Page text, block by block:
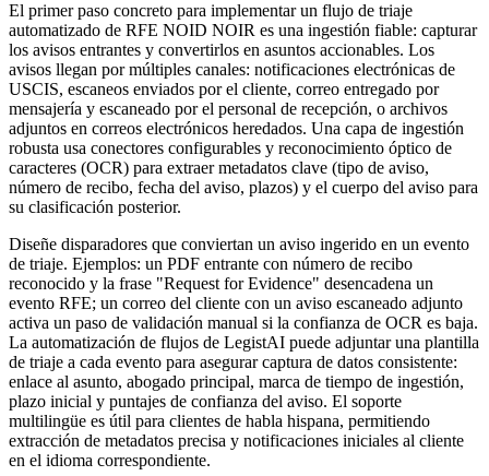
El primer paso concreto para implementar un flujo de triaje
automatizado de RFE NOID NOIR es una ingestión fiable: capturar
los avisos entrantes y convertirlos en asuntos accionables. Los
avisos llegan por múltiples canales: notificaciones electrónicas de
USCIS, escaneos enviados por el cliente, correo entregado por
mensajería y escaneado por el personal de recepción, o archivos
adjuntos en correos electrónicos heredados. Una capa de ingestión
robusta usa conectores configurables y reconocimiento óptico de
caracteres (OCR) para extraer metadatos clave (tipo de aviso,
número de recibo, fecha del aviso, plazos) y el cuerpo del aviso para
su clasificación posterior.
Diseñe disparadores que conviertan un aviso ingerido en un evento
de triaje. Ejemplos: un PDF entrante con número de recibo
reconocido y la frase "Request for Evidence" desencadena un
evento RFE; un correo del cliente con un aviso escaneado adjunto
activa un paso de validación manual si la confianza de OCR es baja.
La automatización de flujos de LegistAI puede adjuntar una plantilla
de triaje a cada evento para asegurar captura de datos consistente:
enlace al asunto, abogado principal, marca de tiempo de ingestión,
plazo inicial y puntajes de confianza del aviso. El soporte
multilingüe es útil para clientes de habla hispana, permitiendo
extracción de metadatos precisa y notificaciones iniciales al cliente
en el idioma correspondiente.